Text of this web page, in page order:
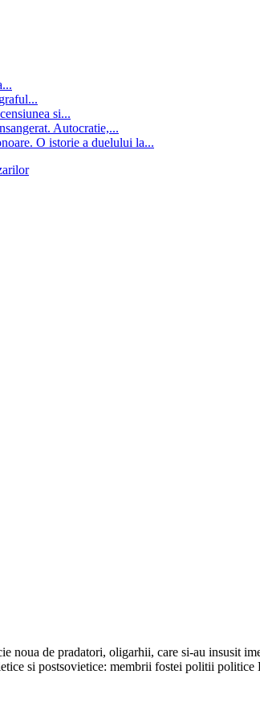
si...
Autocratie,...
O istorie a duelului la...
de pradatori, oligarhii, care si-au insusit
si postsovietice: membrii fostei politii politice